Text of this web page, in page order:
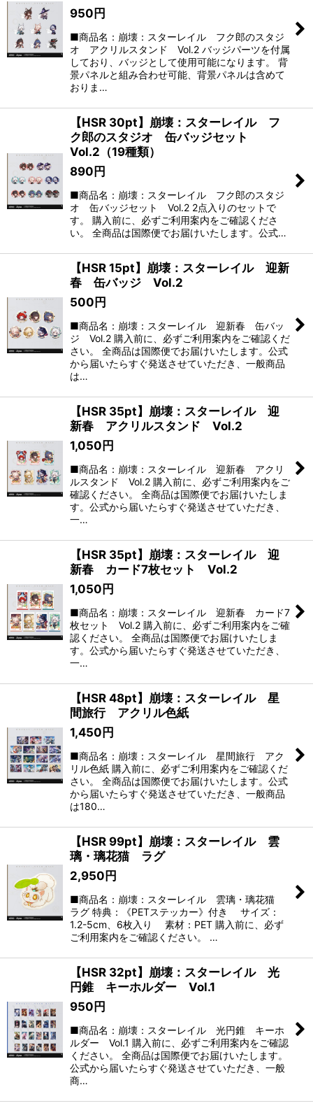
950 円
■商品名：崩壊：スターレイル フク郎のスタジ
オ アクリルスタンド Vol.2 バッジパーツを付属
しており、バッジとして使用可能になります。 背
景パネルと組み合わせ可能、背景パネルは含めて
おりま…
【HSR 30pt】崩壊：スターレイル フ
ク郎のスタジオ 缶バッジセット
Vol.2（19種類）
890 円
■商品名：崩壊：スターレイル フク郎のスタジ
オ 缶バッジセット Vol.2 2点入りのセットで
す。 購入前に、必ずご利用案内をご確認くださ
い。 全商品は国際便でお届けいたします。公式…
【HSR 15pt】崩壊：スターレイル 迎新
春 缶バッジ Vol.2
500 円
■商品名：崩壊：スターレイル 迎新春 缶バッ
ジ Vol.2 購入前に、必ずご利用案内をご確認くだ
さい。 全商品は国際便でお届けいたします。公式
から届いたらすぐ発送させていただき、一般商品
は…
【HSR 35pt】崩壊：スターレイル 迎
新春 アクリルスタンド Vol.2
1,050 円
■商品名：崩壊：スターレイル 迎新春 アクリ
ルスタンド Vol.2 購入前に、必ずご利用案内をご
確認ください。 全商品は国際便でお届けいたしま
す。公式から届いたらすぐ発送させていただき、
一…
【HSR 35pt】崩壊：スターレイル 迎
新春 カード7枚セット Vol.2
1,050 円
■商品名：崩壊：スターレイル 迎新春 カード7
枚セット Vol.2 購入前に、必ずご利用案内をご確
認ください。 全商品は国際便でお届けいたしま
す。公式から届いたらすぐ発送させていただき、
一…
【HSR 48pt】崩壊：スターレイル 星
間旅行 アクリル色紙
1,450 円
■商品名：崩壊：スターレイル 星間旅行 アク
リル色紙 購入前に、必ずご利用案内をご確認くだ
さい。 全商品は国際便でお届けいたします。公式
から届いたらすぐ発送させていただき、一般商品
は180…
【HSR 99pt】崩壊：スターレイル 雲
璃・璃花猫 ラグ
2,950 円
■商品名：崩壊：スターレイル 雲璃・璃花猫
ラグ 特典：《PETステッカー》付き サイズ：
1.2-5cm、6枚入り 素材：PET 購入前に、必ず
ご利用案内をご確認ください。 …
【HSR 32pt】崩壊：スターレイル 光
円錐 キーホルダー Vol.1
950 円
■商品名：崩壊：スターレイル 光円錐 キーホ
ルダー Vol.1 購入前に、必ずご利用案内をご確認
ください。 全商品は国際便でお届けいたします。
公式から届いたらすぐ発送させていただき、一般
商…